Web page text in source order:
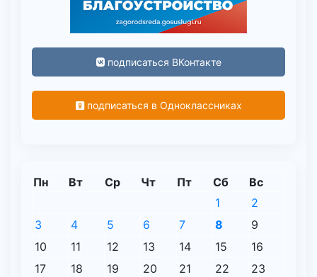
подписаться ВКонтакте
подписаться в Одноклассниках
Пн Вт Ср Чт Пт Сб Вс
1
2
3
4 5 6 7 8
9
10
11 12 13 14 15
16
17
18 19 20 21 22
23